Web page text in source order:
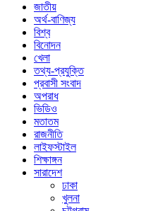
জাতীয়
অর্থ-বাণিজ্য
বিশ্ব
বিনোদন
খেলা
তথ্য-প্রযুক্তি
প্রবাসী সংবাদ
অপরাধ
ভিডিও
মতাতম
রাজনীতি
লাইফস্টাইল
শিক্ষাঙ্গন
সারাদেশ
ঢাকা
খুলনা